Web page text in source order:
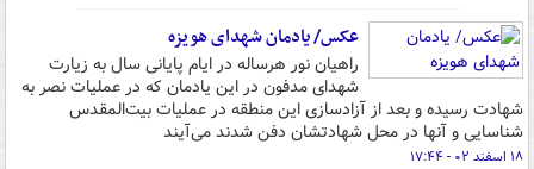
عکس/ یادمان شهدای هویزه
راهیان نور هرساله در ایام پایانی سال به زیارت
شهدای مدفون در این یادمان که در عملیات نصر به
شهادت رسیده و بعد از آزادسازی این منطقه در عملیات بیت‌المقدس
شناسایی و آنها در محل شهادتشان دفن شدند می‌آیند
۱۸ اسفند ۰۲ - ۱۷:۴۴